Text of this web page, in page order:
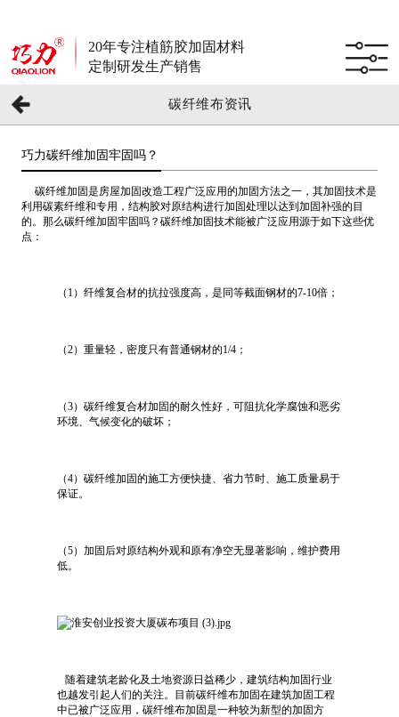
20年专注植筋胶加固材料
定制研发生产销售
碳纤维布资讯
巧力碳纤维加固牢固吗？
碳纤维加固是房屋加固改造工程广泛应用的加固方法之一，其加固技术是
利用碳素纤维和专用，结构胶对原结构进行加固处理以达到加固补强的目
的。那么碳纤维加固牢固吗？碳纤维加固技术能被广泛应用源于如下这些优
点：
（1）纤维复合材的抗拉强度高，是同等截面钢材的7-10倍；
（2）重量轻，密度只有普通钢材的1/4；
（3）碳纤维复合材加固的耐久性好，可阻抗化学腐蚀和恶劣
环境、气候变化的破坏；
（4）碳纤维加固的施工方便快捷、省力节时、施工质量易于
保证。
（5）加固后对原结构外观和原有净空无显著影响，维护费用
低。
随着建筑老龄化及土地资源日益稀少，建筑结构加固行业
也越发引起人们的关注。目前碳纤维布加固在建筑加固工程
中已被广泛应用，碳纤维布加固是一种较为新型的加固方